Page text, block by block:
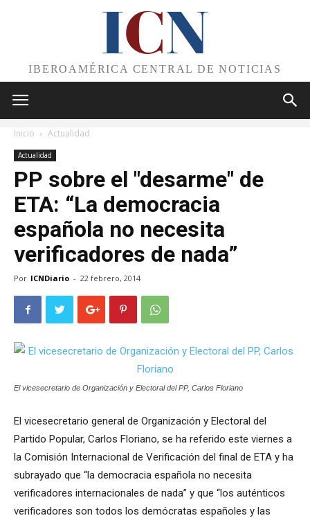
ICN
IBEROAMÉRICA CENTRAL DE NOTICIAS
Inicio Actualidad
Actualidad
PP sobre el "desarme" de
ETA: “La democracia
española no necesita
verificadores de nada”
Por ICNDiario - 22 febrero, 2014
El vicesecretario de Organización y Electoral del PP, Carlos Floriano
El vicesecretario general de Organización y Electoral del
Partido Popular, Carlos Floriano, se ha referido este viernes a
la Comisión Internacional de Verificación del final de ETA y ha
subrayado que “la democracia española no necesita
verificadores internacionales de nada” y que “los auténticos
verificadores son todos los demócratas españoles y las